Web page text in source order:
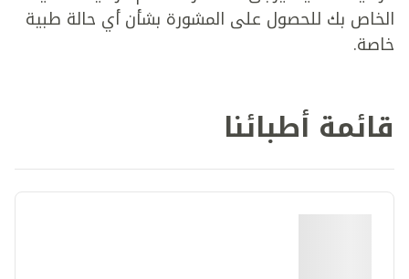
الخاص بك للحصول على المشورة بشأن أي حالة طبية
خاصة.
قائمة أطبائنا